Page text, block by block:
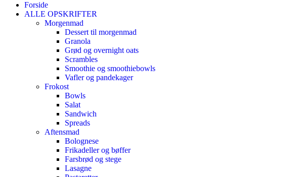
Forside
ALLE OPSKRIFTER
Morgenmad
Dessert til morgenmad
Granola
Grød og overnight oats
Scrambles
Smoothie og smoothiebowls
Vafler og pandekager
Frokost
Bowls
Salat
Sandwich
Spreads
Aftensmad
Bolognese
Frikadeller og bøffer
Farsbrød og stege
Lasagne